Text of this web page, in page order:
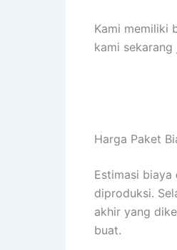
Kami memiliki
kami
Harga Paket
Estimasi biaya
diproduksi.
akhir yang
buat.